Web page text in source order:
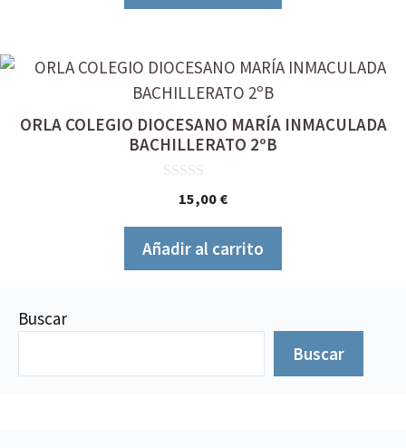
ORLA COLEGIO DIOCESANO MARÍA INMACULADA
BACHILLERATO 2ºB
15,00 €
Añadir al carrito
Buscar
Buscar